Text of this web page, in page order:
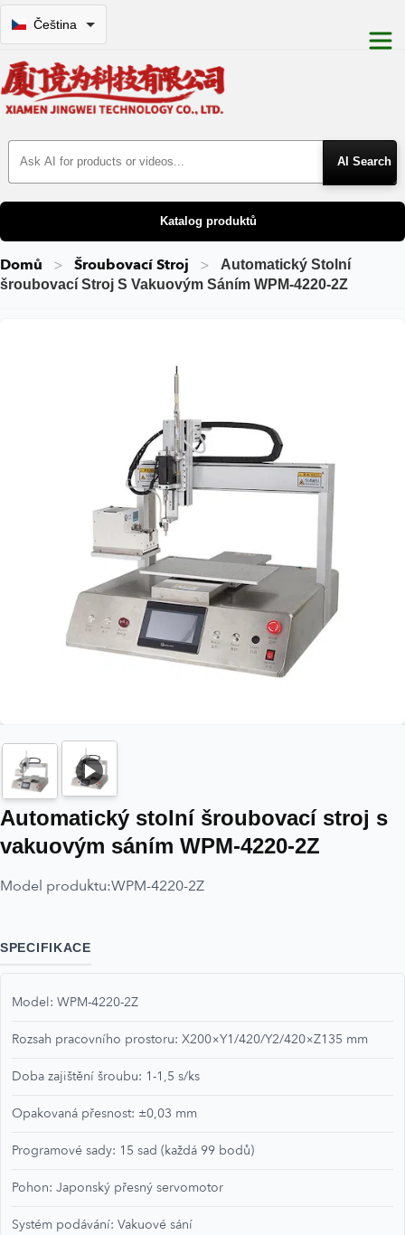
Čeština
Search Products
Katalog produktů
Domů Šroubovací Stroj
Automatický Stolní
šroubovací Stroj S Vakuovým Sáním WPM-4220-2Z
Automatický stolní šroubovací stroj s
vakuovým sáním WPM-4220-2Z
Model produktu:WPM-4220-2Z
SPECIFIKACE
Model: WPM-4220-2Z
Rozsah pracovního prostoru: X200×Y1/420/Y2/420×Z135 mm
Doba zajištění šroubu: 1-1,5 s/ks
Opakovaná přesnost: ±0,03 mm
Programové sady: 15 sad (každá 99 bodů)
Pohon: Japonský přesný servomotor
Systém podávání: Vakuové sání